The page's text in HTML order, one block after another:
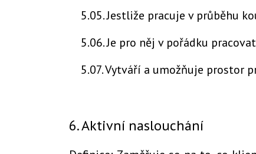
5.05. Jestliže pracuje v průběhu
5.06. Je pro něj v pořádku
5.07. Vytváří a umožňuje prostor
6. Aktivní naslouchání